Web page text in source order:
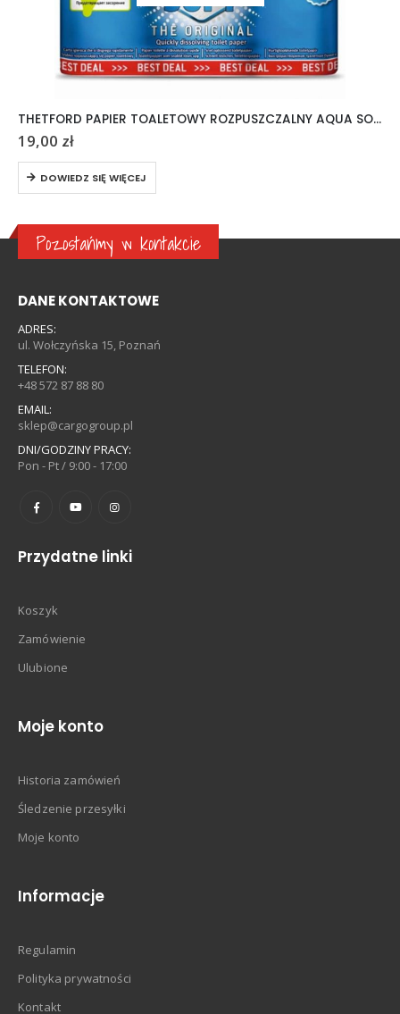
THETFORD PAPIER TOALETOWY ROZPUSZCZALNY AQUA SOFT 6 ROLEK
19,00 zł
DOWIEDZ SIĘ WIĘCEJ
Pozostańmy w kontakcie
DANE KONTAKTOWE
ADRES:
ul. Wołczyńska 15, Poznań
TELEFON:
+48 572 87 88 80
EMAIL:
sklep@cargogroup.pl
DNI/GODZINY PRACY:
Pon - Pt / 9:00 - 17:00
Przydatne linki
Koszyk
Zamówienie
Ulubione
Moje konto
Historia zamówień
Śledzenie przesyłki
Moje konto
Informacje
Regulamin
Polityka prywatności
Kontakt